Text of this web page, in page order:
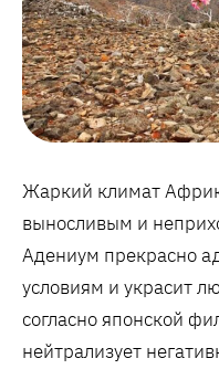
Жаркий климат
выносливым и
Адениум прекрасно
условиям и украсит
согласно японской
нейтрализует